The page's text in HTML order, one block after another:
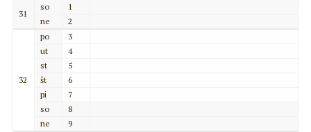
31
so
1
ne
2
32
po
3
ut
4
st
5
št
6
pi
7
so
8
ne
9